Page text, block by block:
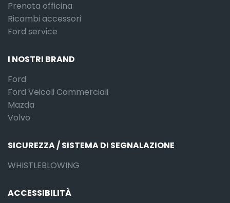
Prenota officina
Ricambi accessori
Ford service
I NOSTRI BRAND
Ford
Ford Veicoli Commerciali
Mazda
Volvo
SICUREZZA / SISTEMA DI SEGNALAZIONE
WHISTLEBLOWING
ACCESSIBILITÀ